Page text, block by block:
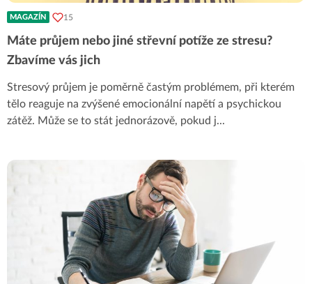
MAGAZÍN 15
Máte průjem nebo jiné střevní potíže ze stresu?
Zbavíme vás jich
Stresový průjem je poměrně častým problémem, při kterém
tělo reaguje na zvýšené emocionální napětí a psychickou
zátěž. Může se to stát jednorázově, pokud j...